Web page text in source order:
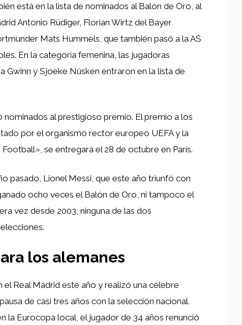
está en la lista de nominados al Balón de Oro, al
Antonio Rüdiger, Florian Wirtz del Bayer
Mats Hummels, que también pasó a la AS
En la categoría femenina, las jugadoras
Gwinn y Sjoeke Nüsken entraron en la lista de
al prestigioso premio. El premio a los
por el organismo rector europeo UEFA y la
se entregará el 28 de octubre en París.
pasado, Lionel Messi, que este año triunfó con
ocho veces el Balón de Oro, ni tampoco el
vez desde 2003, ninguna de las dos
los alemanes
Real Madrid este año y realizó una célebre
de casi tres años con la selección nacional.
la Eurocopa local, el jugador de 34 años renunció